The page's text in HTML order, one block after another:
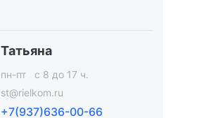
Татьяна
пн-пт c 8 до 17 ч.
st@rielkom.ru
+7(937)636-00-66